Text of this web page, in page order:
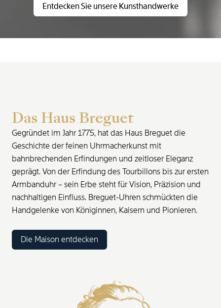
Entdecken Sie unsere Kunsthandwerke
Das Haus Breguet
Gegründet im Jahr 1775, hat das Haus Breguet die
Geschichte der feinen Uhrmacherkunst mit
bahnbrechenden Erfindungen und zeitloser Eleganz
geprägt. Von der Erfindung des Tourbillons bis zur ersten
Armbanduhr – sein Erbe steht für Vision, Präzision und
nachhaltigen Einfluss. Breguet-Uhren schmückten die
Handgelenke von Königinnen, Kaisern und Pionieren.
Die Maison entdecken